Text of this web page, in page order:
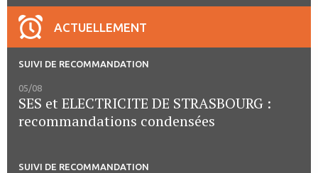
ACTUELLEMENT
SUIVI DE RECOMMANDATION
05/08
SES et ELECTRICITE DE STRASBOURG :
recommandations condensées
SUIVI DE RECOMMANDATION